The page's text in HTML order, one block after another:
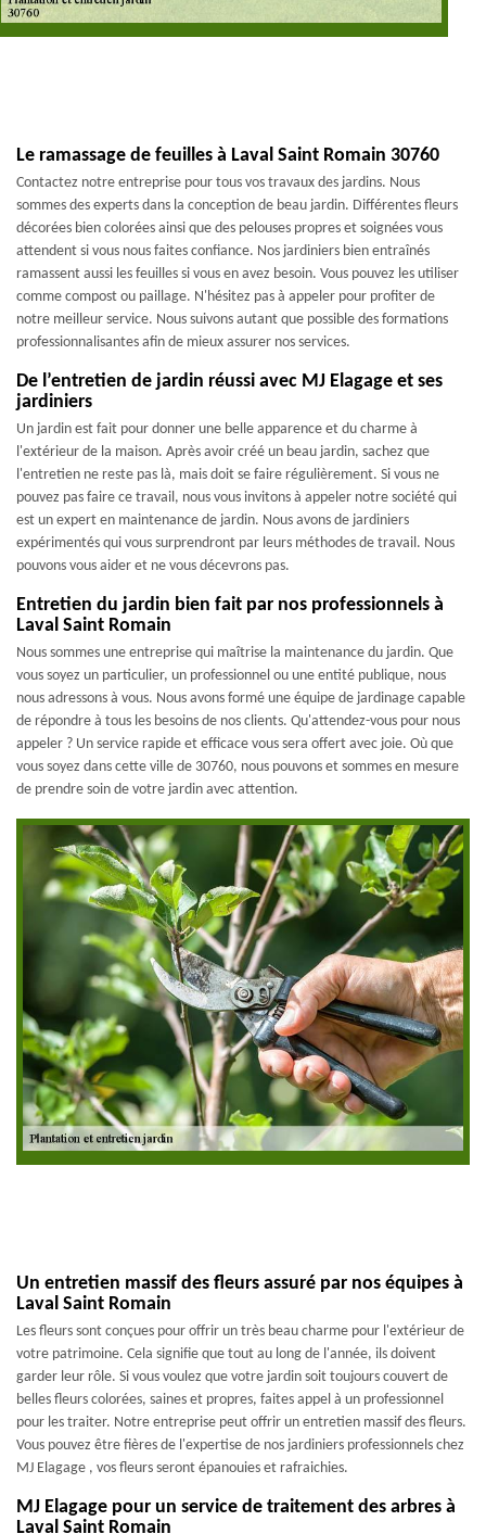
Le ramassage de feuilles à Laval Saint Romain 30760
Contactez notre entreprise pour tous vos travaux des jardins. Nous
sommes des experts dans la conception de beau jardin. Différentes fleurs
décorées bien colorées ainsi que des pelouses propres et soignées vous
attendent si vous nous faites confiance. Nos jardiniers bien entraînés
ramassent aussi les feuilles si vous en avez besoin. Vous pouvez les utiliser
comme compost ou paillage. N'hésitez pas à appeler pour profiter de
notre meilleur service. Nous suivons autant que possible des formations
professionnalisantes afin de mieux assurer nos services.
De l’entretien de jardin réussi avec MJ Elagage et ses
jardiniers
Un jardin est fait pour donner une belle apparence et du charme à
l'extérieur de la maison. Après avoir créé un beau jardin, sachez que
l'entretien ne reste pas là, mais doit se faire régulièrement. Si vous ne
pouvez pas faire ce travail, nous vous invitons à appeler notre société qui
est un expert en maintenance de jardin. Nous avons de jardiniers
expérimentés qui vous surprendront par leurs méthodes de travail. Nous
pouvons vous aider et ne vous décevrons pas.
Entretien du jardin bien fait par nos professionnels à
Laval Saint Romain
Nous sommes une entreprise qui maîtrise la maintenance du jardin. Que
vous soyez un particulier, un professionnel ou une entité publique, nous
nous adressons à vous. Nous avons formé une équipe de jardinage capable
de répondre à tous les besoins de nos clients. Qu'attendez-vous pour nous
appeler ? Un service rapide et efficace vous sera offert avec joie. Où que
vous soyez dans cette ville de 30760, nous pouvons et sommes en mesure
de prendre soin de votre jardin avec attention.
Un entretien massif des fleurs assuré par nos équipes à
Laval Saint Romain
Les fleurs sont conçues pour offrir un très beau charme pour l'extérieur de
votre patrimoine. Cela signifie que tout au long de l'année, ils doivent
garder leur rôle. Si vous voulez que votre jardin soit toujours couvert de
belles fleurs colorées, saines et propres, faites appel à un professionnel
pour les traiter. Notre entreprise peut offrir un entretien massif des fleurs.
Vous pouvez être fières de l'expertise de nos jardiniers professionnels chez
MJ Elagage , vos fleurs seront épanouies et rafraichies.
MJ Elagage pour un service de traitement des arbres à
Laval Saint Romain